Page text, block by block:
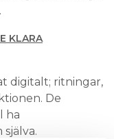
KLARA
digitalt; ritningar,
De
ha